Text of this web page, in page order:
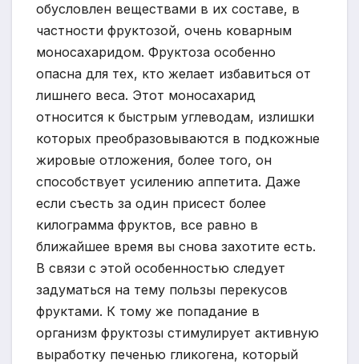
обусловлен веществами в их составе, в
частности фруктозой, очень коварным
моносахаридом. Фруктоза особенно
опасна для тех, кто желает избавиться от
лишнего веса. Этот моносахарид
относится к быстрым углеводам, излишки
которых преобразовываются в подкожные
жировые отложения, более того, он
способствует усилению аппетита. Даже
если съесть за один присест более
килограмма фруктов, все равно в
ближайшее время вы снова захотите есть.
В связи с этой особенностью следует
задуматься на тему пользы перекусов
фруктами. К тому же попадание в
организм фруктозы стимулирует активную
выработку печенью гликогена, который